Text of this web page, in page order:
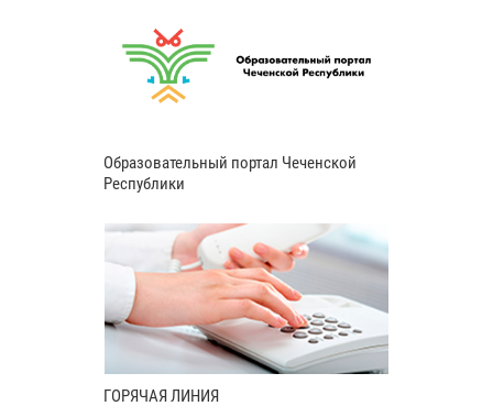
Образовательный портал Чеченской
Республики
ГОРЯЧАЯ ЛИНИЯ